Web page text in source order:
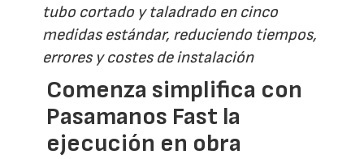
tubo cortado y taladrado en cinco
medidas estándar, reduciendo tiempos,
errores y costes de instalación
Comenza simplifica con
Pasamanos Fast la
ejecución en obra